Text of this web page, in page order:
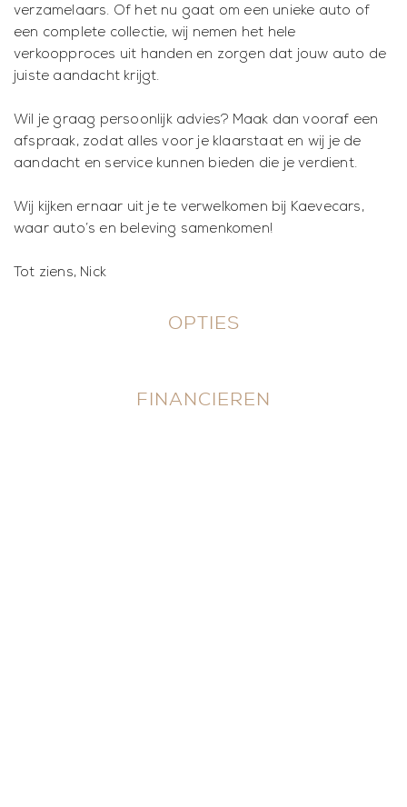
verzamelaars. Of het nu gaat om een unieke auto of
een complete collectie, wij nemen het hele
verkoopproces uit handen en zorgen dat jouw auto de
juiste aandacht krijgt.
Wil je graag persoonlijk advies? Maak dan vooraf een
afspraak, zodat alles voor je klaarstaat en wij je de
aandacht en service kunnen bieden die je verdient.
Wij kijken ernaar uit je te verwelkomen bij Kaevecars,
waar auto’s en beleving samenkomen!
Tot ziens, Nick
OPTIES
FINANCIEREN